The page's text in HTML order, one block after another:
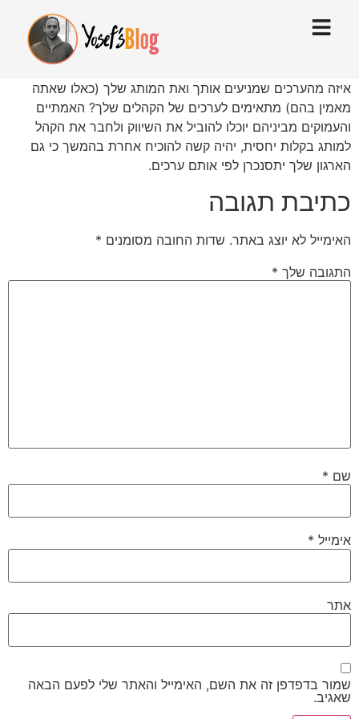
איזה מהערכים שמניעים אותך ואת המותג שלך (כאלו שאתה
מאמין בהם) מתאימים לערכים של הקהלים שלך? האמתיים
והעמוקים מביניהם יוכלו להוביל את השיווק ולחבר את הקהל
למותג בקלות יחסית, יהיה קשה להוכיח אחרת בהמשך כי גם
הארגון שלך יתסנכרן לפי אותם ערכים.
כתיבת תגובה
האימייל לא יוצג באתר. שדות החובה מסומנים *
התגובה שלך *
שם *
אימייל *
אתר
שמור בדפדפן זה את השם, האימייל והאתר שלי לפעם הבאה
שאגיב.